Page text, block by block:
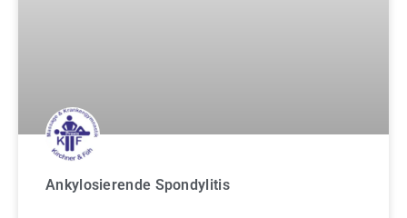
Ankylosierende Spondylitis